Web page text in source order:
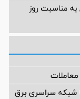
مناسبت روز
شبکه سراسری برق